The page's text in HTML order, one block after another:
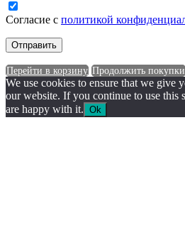
Согласие с политикой
Перейти в корзину Продолжить покупки
We use cookies to ensure that we give
our website. If you continue to use this
are happy with it. Ok